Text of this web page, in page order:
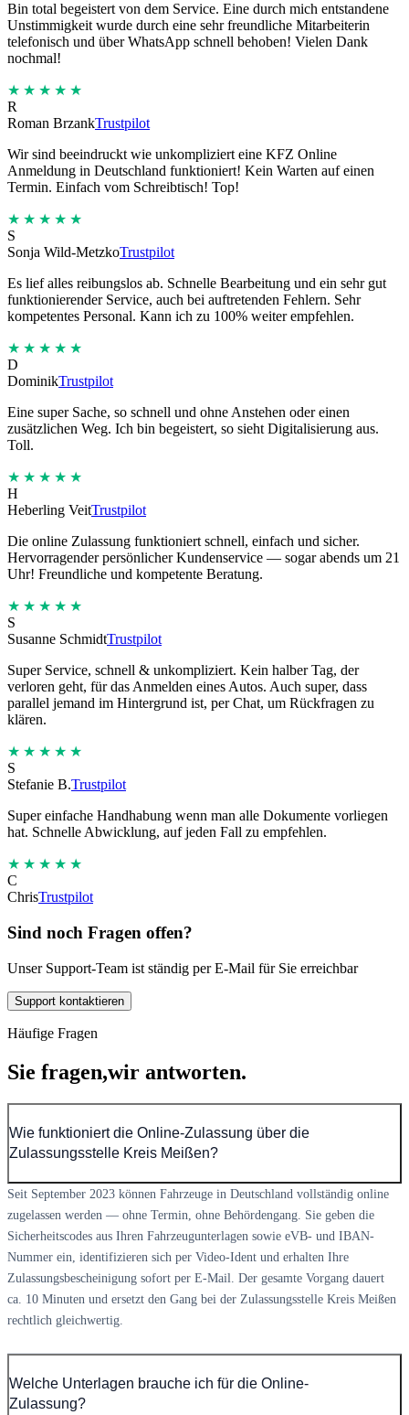
Bin total begeistert von dem Service. Eine durch mich entstandene
Unstimmigkeit wurde durch eine sehr freundliche Mitarbeiterin
telefonisch und über WhatsApp schnell behoben! Vielen Dank
nochmal!
★★★★★
R
Roman BrzankTrustpilot
Wir sind beeindruckt wie unkompliziert eine KFZ Online
Anmeldung in Deutschland funktioniert! Kein Warten auf einen
Termin. Einfach vom Schreibtisch! Top!
★★★★★
S
Sonja Wild-MetzkoTrustpilot
Es lief alles reibungslos ab. Schnelle Bearbeitung und ein sehr gut
funktionierender Service, auch bei auftretenden Fehlern. Sehr
kompetentes Personal. Kann ich zu 100% weiter empfehlen.
★★★★★
D
DominikTrustpilot
Eine super Sache, so schnell und ohne Anstehen oder einen
zusätzlichen Weg. Ich bin begeistert, so sieht Digitalisierung aus.
Toll.
★★★★★
H
Heberling VeitTrustpilot
Die online Zulassung funktioniert schnell, einfach und sicher.
Hervorragender persönlicher Kundenservice — sogar abends um 21
Uhr! Freundliche und kompetente Beratung.
★★★★★
S
Susanne SchmidtTrustpilot
Super Service, schnell & unkompliziert. Kein halber Tag, der
verloren geht, für das Anmelden eines Autos. Auch super, dass
parallel jemand im Hintergrund ist, per Chat, um Rückfragen zu
klären.
★★★★★
S
Stefanie B.Trustpilot
Super einfache Handhabung wenn man alle Dokumente vorliegen
hat. Schnelle Abwicklung, auf jeden Fall zu empfehlen.
★★★★★
C
ChrisTrustpilot
Sind noch Fragen offen?
Unser Support-Team ist ständig per E-Mail für Sie erreichbar
Support kontaktieren
Häufige Fragen
Sie fragen,wir antworten.
Wie funktioniert die Online-Zulassung über die
Zulassungsstelle Kreis Meißen?
Seit September 2023 können Fahrzeuge in Deutschland vollständig online
zugelassen werden — ohne Termin, ohne Behördengang. Sie geben die
Sicherheitscodes aus Ihren Fahrzeugunterlagen sowie eVB- und IBAN-
Nummer ein, identifizieren sich per Video-Ident und erhalten Ihre
Zulassungsbescheinigung sofort per E-Mail. Der gesamte Vorgang dauert
ca. 10 Minuten und ersetzt den Gang bei der Zulassungsstelle Kreis Meißen
rechtlich gleichwertig.
Welche Unterlagen brauche ich für die Online-
Zulassung?